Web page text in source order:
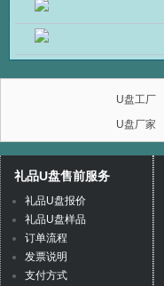
U盘工厂
U盘厂家
礼品U盘售前服务
礼品U盘报价
礼品U盘样品
订单流程
发票说明
支付方式